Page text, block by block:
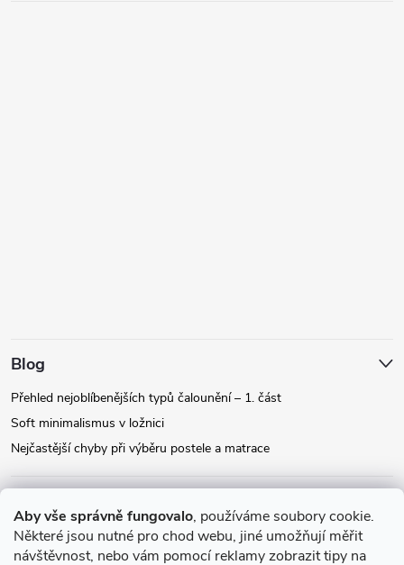
Aby vše správně fungovalo, používáme soubory cookie.
Některé jsou nutné pro chod webu, jiné umožňují měřit
návštěvnost, nebo vám pomocí reklamy zobrazit tipy na
Blog
Přehled nejoblíbenějších typů čalounění – 1. část
Soft minimalismus v ložnici
Nejčastější chyby při výběru postele a matrace